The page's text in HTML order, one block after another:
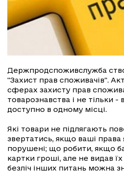
Держпродспоживслужба
"Захист прав споживачів".
сферах захисту прав
товарознавства і не тільки -
доступно в одному місці.
Які товари не підлягають
звертатись, якщо ваші права
порушені; що робити, якщо
картки гроші, але не видав їх
безліч інших питань можна